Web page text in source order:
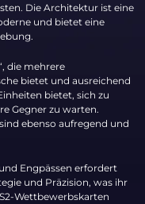
Die Architektur ist eine
und bietet eine
die mehrere
bietet und ausreichend
bietet, sich zu
Gegner zu warten.
ebenso aufregend und
Engpässen erfordert
und Präzision, was ihr
Wettbewerbskarten